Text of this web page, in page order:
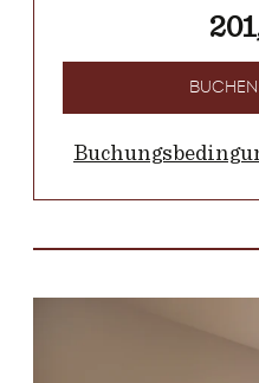
BUCHEN